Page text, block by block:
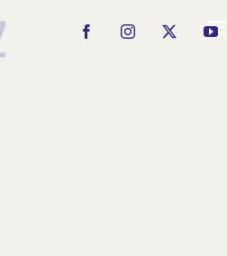
FacebookInstagram